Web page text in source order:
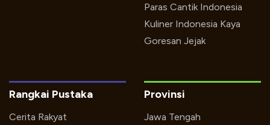
Paras Cantik Indonesia
Kuliner Indonesia Kaya
Goresan Jejak
Rangkai Pustaka
Cerita Rakyat
Provinsi
Jawa Tengah